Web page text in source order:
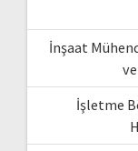
İnşaat
İşletme